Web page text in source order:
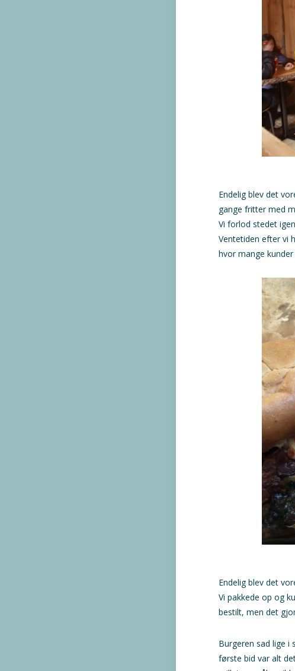
Endelig blev det
gange fritter med
Vi forlod stedet
Ventetiden efter vi
hvor mange
Endelig blev det
Vi pakkede op og
bestilt, men det
Burgeren sad lige i
første bid var alt